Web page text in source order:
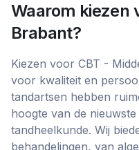
Waarom kiezen
Brabant?
Kiezen voor CBT -
voor kwaliteit en
tandartsen hebben
hoogte van de
tandheelkunde. Wij
behandelingen, van